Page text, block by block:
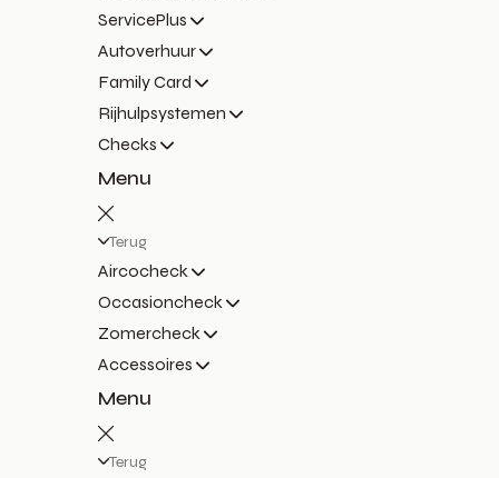
ServicePlus
Autoverhuur
Family Card
Rijhulpsystemen
Checks
Menu
Terug
Aircocheck
Occasioncheck
Zomercheck
Accessoires
Menu
Terug